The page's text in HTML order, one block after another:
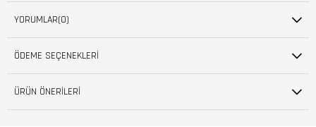
YORUMLAR(0)
ÖDEME SEÇENEKLERI
ÜRÜN ÖNERILERI